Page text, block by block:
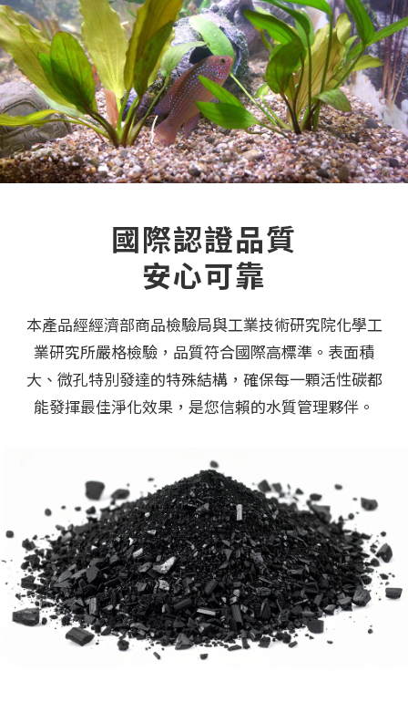
國際認證品質
安心可靠
本產品經經濟部商品檢驗局與工業技術研究院化學工
業研究所嚴格檢驗，品質符合國際高標準。表面積
大、微孔特別發達的特殊結構，確保每一顆活性碳都
能發揮最佳淨化效果，是您信賴的水質管理夥伴。